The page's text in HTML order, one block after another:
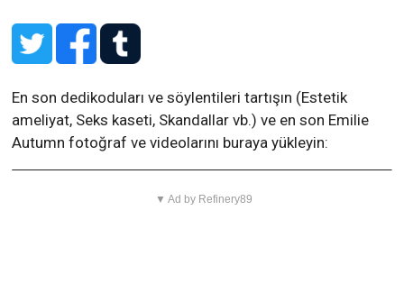
En son dedikoduları ve söylentileri tartışın (Estetik
ameliyat, Seks kaseti, Skandallar vb.) ve en son Emilie
Autumn fotoğraf ve videolarını buraya yükleyin:
▼ Ad by Refinery89